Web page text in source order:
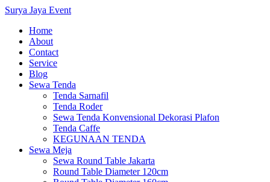
Surya Jaya Event
Home
About
Contact
Service
Blog
Sewa Tenda
Tenda Sarnafil
Tenda Roder
Sewa Tenda Konvensional Dekorasi Plafon
Tenda Caffe
KEGUNAAN TENDA
Sewa Meja
Sewa Round Table Jakarta
Round Table Diameter 120cm